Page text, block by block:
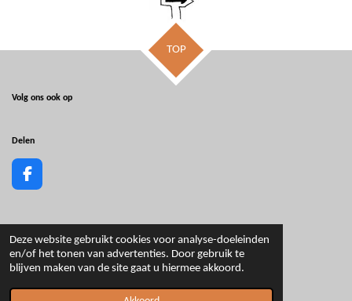
Deze website gebruikt cookies voor analyse-doeleinden
en/of het tonen van advertenties. Door gebruik te
blijven maken van de site gaat u hiermee akkoord.
TOP
Volg ons ook op
Delen
F
a
e
b
o
o
D
e
l
e
D
e
l
S
h
a
r
D
l
e